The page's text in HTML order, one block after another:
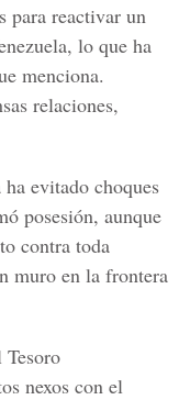
para reactivar un
lo que ha
menciona.
relaciones,
evitado choques
posesión, aunque
contra toda
muro en la frontera
nexos con el